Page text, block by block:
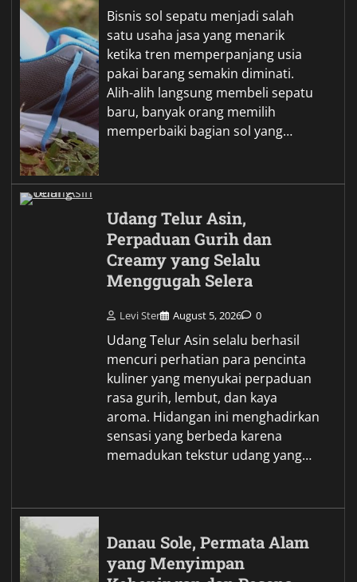
Bisnis sol sepatu menjadi salah
satu usaha jasa yang menarik
ketika tren memperpanjang usia
pakai barang semakin diminati.
Alih-alih langsung membeli sepatu
baru, banyak orang memilih
memperbaiki bagian sol yang…
Udang Telur Asin,
Perpaduan Gurih dan
Creamy yang Selalu
Menggugah Selera
Levi Ster August 5, 2026 0
Udang Telur Asin selalu berhasil
mencuri perhatian para pencinta
kuliner yang menyukai perpaduan
rasa gurih, lembut, dan kaya
aroma. Hidangan ini menghadirkan
sensasi yang berbeda karena
memadukan tekstur udang yang…
Danau Sole, Permata Alam
yang Menyimpan